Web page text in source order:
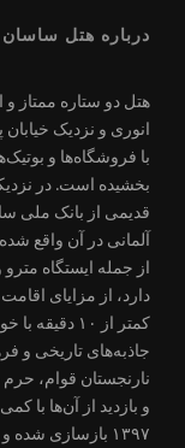
درباره هتل ساسان
هتل دو ستاره ممتاز
انوری و نزدیک
با فروشگاه‌ها و
بخشیده است. در
قدیمی از بانک ملی
آلمانی در آن واقع
از جمله ایستگاه مترو
دارد، از مزایای
کمتر از ۱۰
جاذبه‌های تاریخی و
نارنجستان قوام،
و بازدید از آن‌ها با
۱۳۹۷ بازسازی